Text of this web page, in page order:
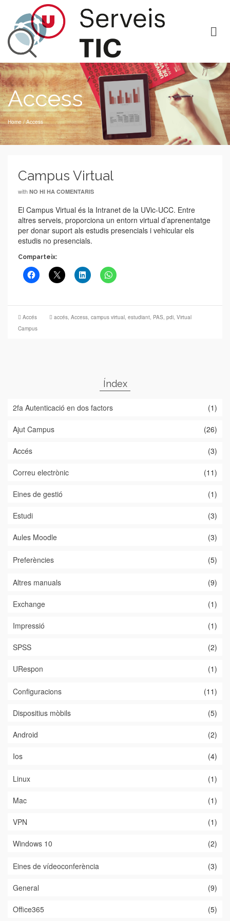
Access
Home / Access
Campus Virtual
with NO HI HA COMENTARIS
El Campus Virtual és la Intranet de la UVic-UCC. Entre
altres serveis, proporciona un entorn virtual d’aprenentatge
per donar suport als estudis presencials i vehicular els
estudis no presencials.
Comparteix:
Accés accés, Access, campus virtual, estudiant, PAS, pdi, Virtual
Campus
Índex
2fa Autenticació en dos factors (1)
Ajut Campus (26)
Accés (3)
Correu electrònic (11)
Eines de gestió (1)
Estudi (3)
Aules Moodle (3)
Preferències (5)
Altres manuals (9)
Exchange (1)
Impressió (1)
SPSS (2)
URespon (1)
Configuracions (11)
Dispositius mòbils (5)
Android (2)
Ios (4)
Linux (1)
Mac (1)
VPN (1)
Windows 10 (2)
Eines de vídeoconferència (3)
General (9)
Office365 (5)